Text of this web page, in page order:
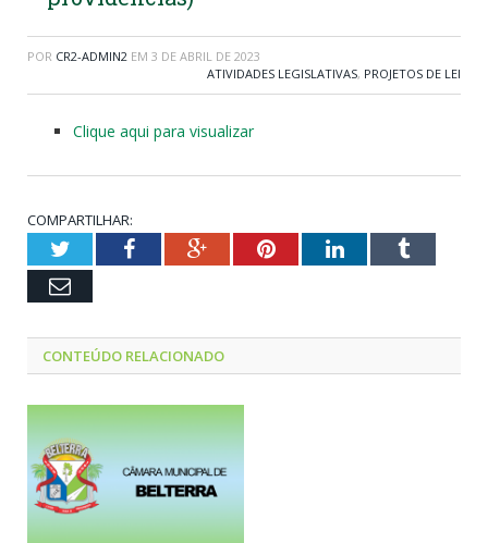
POR CR2-ADMIN2 EM 3 DE ABRIL DE 2023
ATIVIDADES LEGISLATIVAS, PROJETOS DE LEI
Clique aqui para visualizar
COMPARTILHAR:
TwitterFacebookGoogle+PinterestLinkedInTumblr
Email
CONTEÚDO RELACIONADO